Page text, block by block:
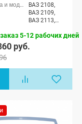
ВАЗ 2108,
ВАЗ 2109,
ВАЗ 2113,
5-12 рабочих дней
руб.